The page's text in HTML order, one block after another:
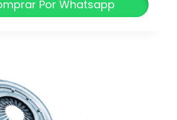
Por Whatsapp